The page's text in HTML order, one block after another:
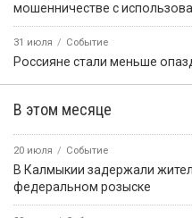
мошенничестве с
31 июля Событие
Россияне стали меньше
В этом месяце
20 июля Событие
В Калмыкии задержали
федеральном розыске